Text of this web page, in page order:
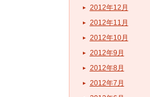
2012年12月
2012年11月
2012年10月
2012年9月
2012年8月
2012年7月